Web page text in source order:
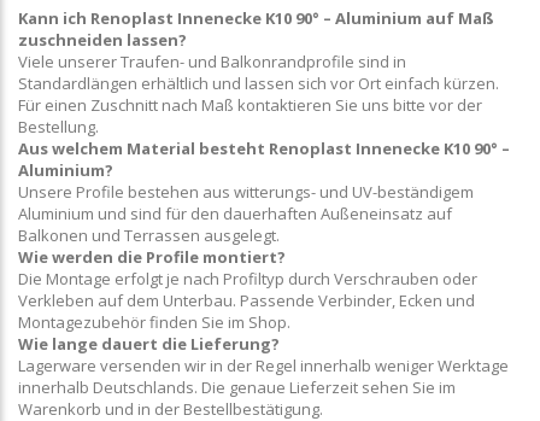
Kann ich Renoplast Innenecke K10 90° – Aluminium auf Maß
zuschneiden lassen?
Viele unserer Traufen- und Balkonrandprofile sind in
Standardlängen erhältlich und lassen sich vor Ort einfach kürzen.
Für einen Zuschnitt nach Maß kontaktieren Sie uns bitte vor der
Bestellung.
Aus welchem Material besteht Renoplast Innenecke K10 90° –
Aluminium?
Unsere Profile bestehen aus witterungs- und UV-beständigem
Aluminium und sind für den dauerhaften Außeneinsatz auf
Balkonen und Terrassen ausgelegt.
Wie werden die Profile montiert?
Die Montage erfolgt je nach Profiltyp durch Verschrauben oder
Verkleben auf dem Unterbau. Passende Verbinder, Ecken und
Montagezubehör finden Sie im Shop.
Wie lange dauert die Lieferung?
Lagerware versenden wir in der Regel innerhalb weniger Werktage
innerhalb Deutschlands. Die genaue Lieferzeit sehen Sie im
Warenkorb und in der Bestellbestätigung.